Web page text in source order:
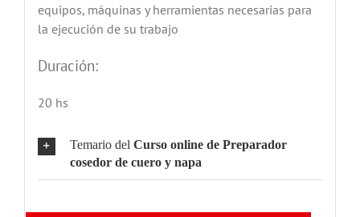
equipos, máquinas y herramientas necesarias para
la ejecución de su trabajo
Duración:
20 hs
Temario del Curso online de Preparador
cosedor de cuero y napa